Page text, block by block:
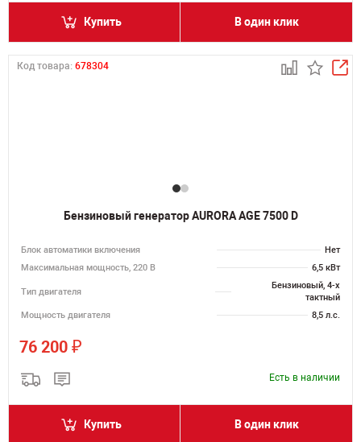
Купить В один клик
Код товара: 678304
Бензиновый генератор AURORA AGE 7500 D
Блок автоматики включения
Нет
Максимальная мощность, 220 В
6,5 кВт
Тип двигателя
Бензиновый, 4-х
тактный
Мощность двигателя
8,5 л.с.
76 200 ₽
Есть в наличии
Купить В один клик